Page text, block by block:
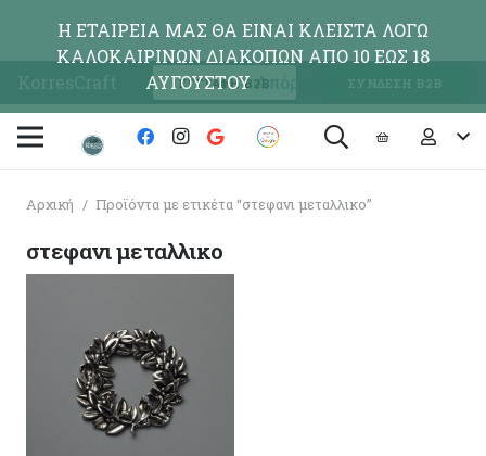
KorresCraft ΕΓΓΡΑΦΗ Β2Β ΣΥΝΔΕΣΗ Β2Β
Αρχική / Προϊόντα με ετικέτα “στεφανι μεταλλικο”
στεφανι μεταλλικο
Η ΕΤΑΙΡΕΙΑ ΜΑΣ ΘΑ ΕΙΝΑΙ ΚΛΕΙΣΤΑ ΛΟΓΩ
ΚΑΛΟΚΑΙΡΙΝΩΝ ΔΙΑΚΟΠΩΝ ΑΠΟ 10 ΕΩΣ 18
ΑΥΓΟΥΣΤΟΥΑπόρριψη